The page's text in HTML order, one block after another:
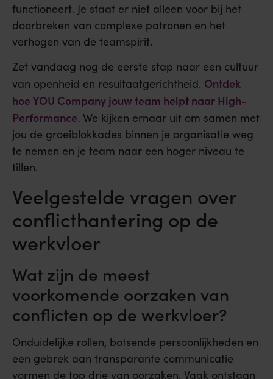
functioneert. Je staat er niet alleen voor bij het
doorbreken van complexe patronen en het
verhogen van de teamspirit.
Zet vandaag nog de eerste stap naar een cultuur
van openheid en resultaatgerichtheid. Ontdek
hoe YOU Company jouw team helpt naar High-
Performance. We kijken ernaar uit om samen met
jou de groeiblokkades binnen je organisatie weg
te nemen en je team naar een hoger niveau te
tillen.
Veelgestelde vragen over
conflicthantering op de
werkvloer
Wat zijn de meest
voorkomende oorzaken van
conflicten op de werkvloer?
Onduidelijke rollen, botsende persoonlijkheden en
een gebrek aan transparante communicatie
vormen de top drie van oorzaken. Vaak ontstaan